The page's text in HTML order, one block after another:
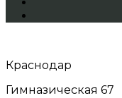
Краснодар
Гимназическая 67